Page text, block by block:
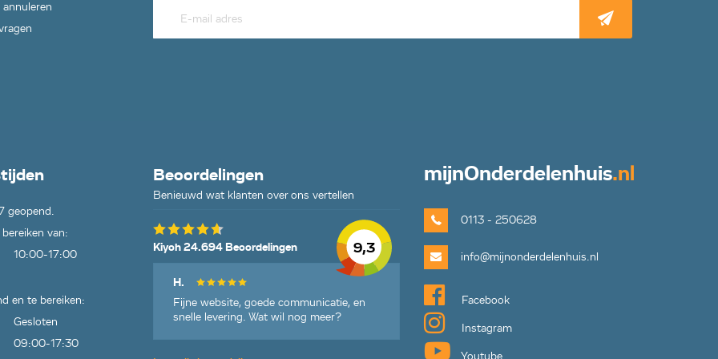
geopend.
van:
10:00-17:00
en te bereiken:
Gesloten
09:00-17:30
Beoordelingen
Benieuwd wat klanten over ons vertellen
9,3
Kiyoh 24.694 Beoordelingen
H.
Fijne website, goede communicatie, en
snelle levering. Wat wil nog meer?
mijnOnderdelenhuis.nl
0113 - 250628
info@mijnonderdelenhuis.nl
Facebook
Instagram
Youtube